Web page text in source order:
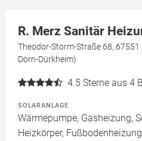
R. Merz Sanitär
Theodor-Storm-Straße 68,
Dorn-Dürkheim)
4.5 Sterne aus 4
SOLARANLAGE
Wärmepumpe, Gasheizung,
Heizkörper,